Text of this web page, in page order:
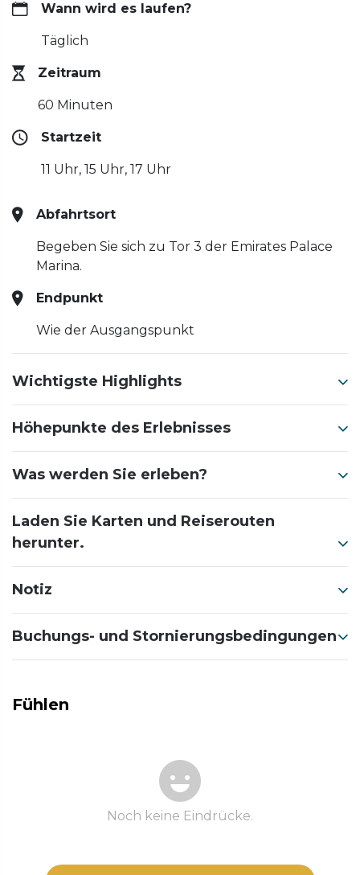
Wann wird es laufen?
Täglich
Zeitraum
60 Minuten
Startzeit
11 Uhr, 15 Uhr, 17 Uhr
Abfahrtsort
Begeben Sie sich zu Tor 3 der Emirates Palace
Marina.
Endpunkt
Wie der Ausgangspunkt
Wichtigste Highlights
Höhepunkte des Erlebnisses
Was werden Sie erleben?
Laden Sie Karten und Reiserouten
herunter.
Notiz
Buchungs- und Stornierungsbedingungen
Fühlen
Noch keine Eindrücke.